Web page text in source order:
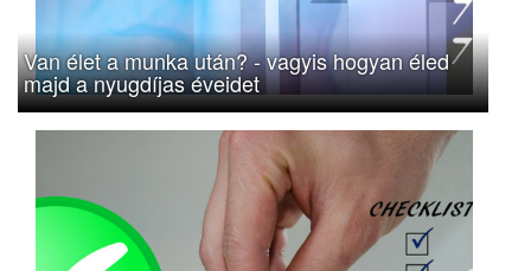
Van élet a munka után? - vagyis hogyan éled
majd a nyugdíjas éveidet